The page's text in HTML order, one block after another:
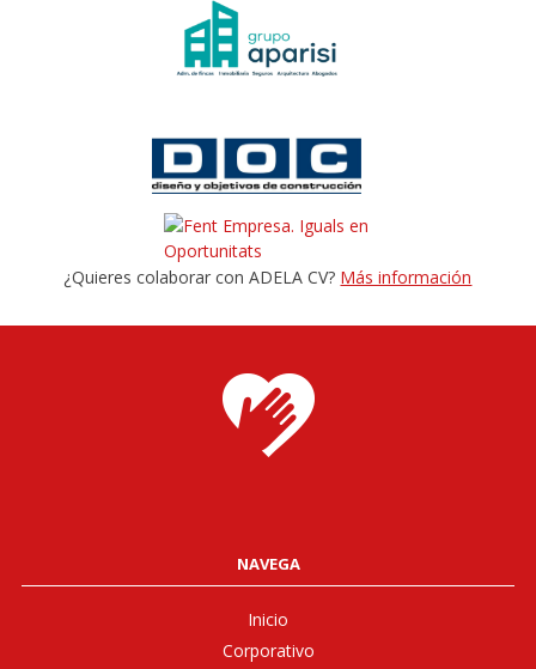
¿Quieres colaborar con ADELA CV? Más información
NAVEGA
Inicio
Corporativo